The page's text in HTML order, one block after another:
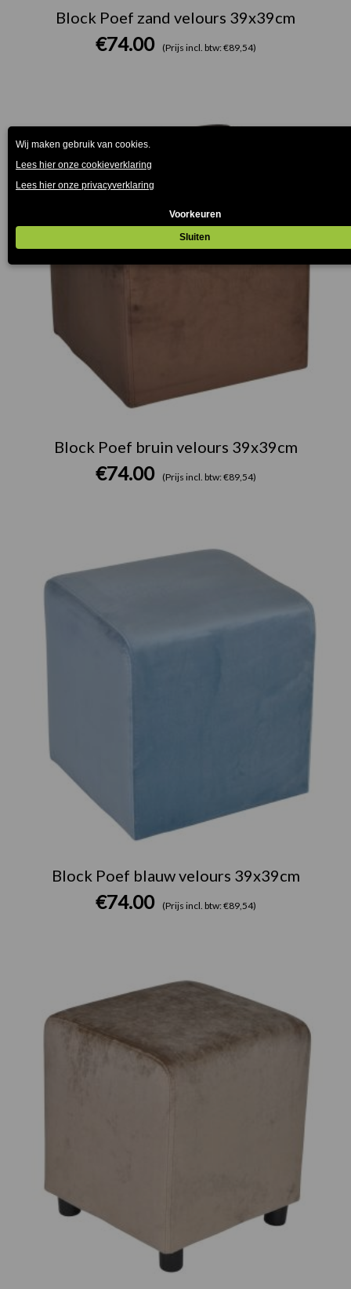
Block Poef zand velours 39x39cm
€74.00 (Prijs incl. btw: €89,54)
Block Poef bruin velours 39x39cm
€74.00 (Prijs incl. btw: €89,54)
Block Poef blauw velours 39x39cm
€74.00 (Prijs incl. btw: €89,54)